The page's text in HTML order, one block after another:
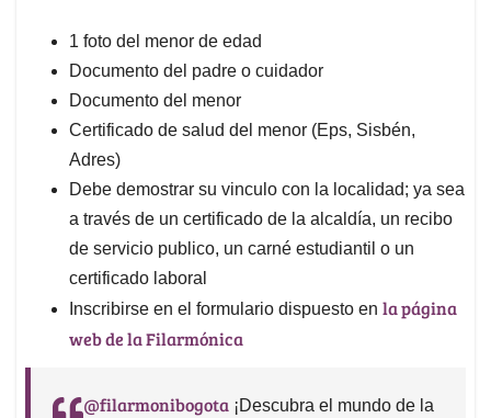
1 foto del menor de edad
Documento del padre o cuidador
Documento del menor
Certificado de salud del menor (Eps, Sisbén,
Adres)
Debe demostrar su vinculo con la localidad; ya sea
a través de un certificado de la alcaldía, un recibo
de servicio publico, un carné estudiantil o un
certificado laboral
Inscribirse en el formulario dispuesto en la página
web de la Filarmónica
@filarmonibogota ¡Descubra el mundo de la